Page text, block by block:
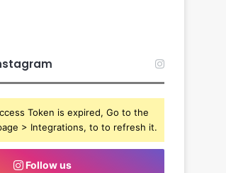
Token is expired, Go to the
> Integrations, to to refresh it.
Follow us